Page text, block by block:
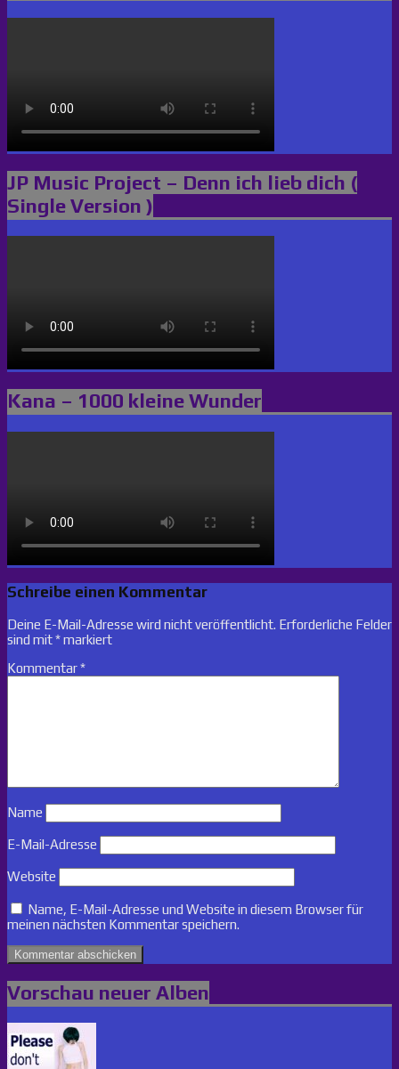
JP Music Project – Denn ich lieb dich (
Single Version )
Kana – 1000 kleine Wunder
Schreibe einen Kommentar
Deine E-Mail-Adresse wird nicht veröffentlicht. Erforderliche Felder
sind mit*markiert
Kommentar*
Name
E-Mail-Adresse
Website
Name, E-Mail-Adresse und Website in diesem Browser für
meinen nächsten Kommentar speichern.
Vorschau neuer Alben